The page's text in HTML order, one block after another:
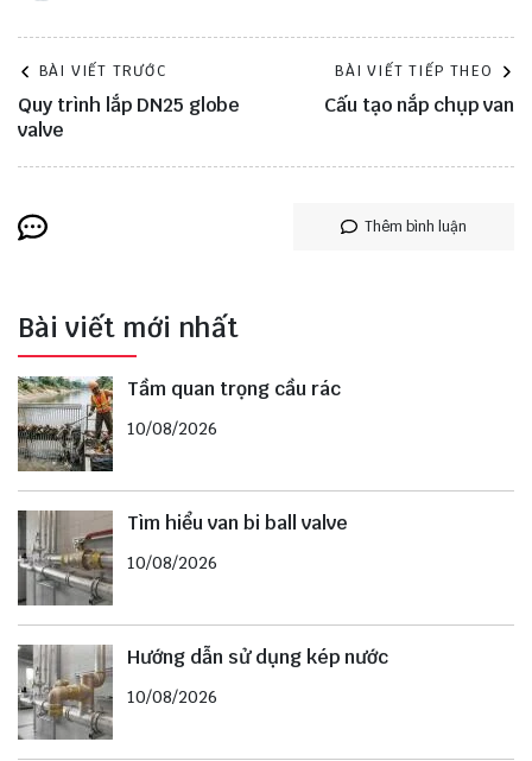
BÀI VIẾT TRƯỚC
Quy trình lắp DN25 globe
valve
BÀI VIẾT TIẾP THEO
Cấu tạo nắp chụp van
Thêm bình luận
Bài viết mới nhất
Tầm quan trọng cầu rác
10/08/2026
Tìm hiểu van bi ball valve
10/08/2026
Hướng dẫn sử dụng kép nước
10/08/2026